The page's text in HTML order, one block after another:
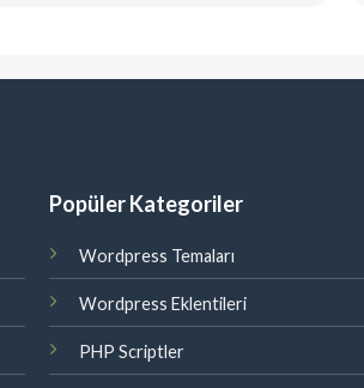
Popüler Kategoriler
Wordpress Temaları
Wordpress Eklentileri
PHP Scriptler